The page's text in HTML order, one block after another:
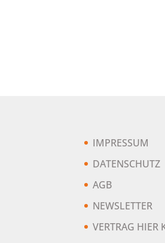
IMPRESSUM
DATENSCHUTZ
AGB
NEWSLETTER
VERTRAG HIER